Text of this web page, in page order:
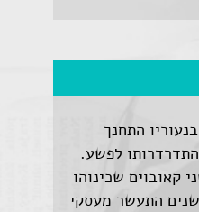
בנעוריו התחנך
לפשע.
קאובוים שכינוהו
2 האקדחים". במהלך השנים התעשר מעסקי